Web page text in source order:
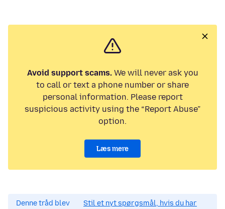
Avoid support scams.We will never ask you
to call or text a phone number or share
personal information. Please report
suspicious activity using the “Report Abuse”
option.
Læs mere
Denne tråd blev
Stil et nyt spørgsmål, hvis du har